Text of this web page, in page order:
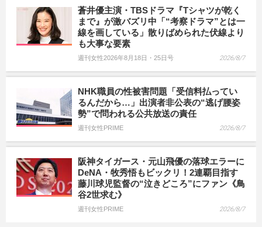
蒼井優主演・TBSドラマ『Tシャツが乾く
まで』が激バズリ中「“考察ドラマ”とは一
線を画している」散りばめられた伏線より
も大事な要素
週刊女性2026年8月18日・25日号 2026/8/7
NHK職員の性被害問題「受信料払ってい
るんだから…」出演者非公表の“逃げ腰姿
勢”で問われる公共放送の責任
週刊女性PRIME 2026/8/7
阪神タイガース・元山飛優の落球エラーに
DeNA・牧秀悟もビックリ！2連覇目指す
藤川球児監督の“泣きどころ”にファン《鳥
谷2世求む》
週刊女性PRIME 2026/8/7